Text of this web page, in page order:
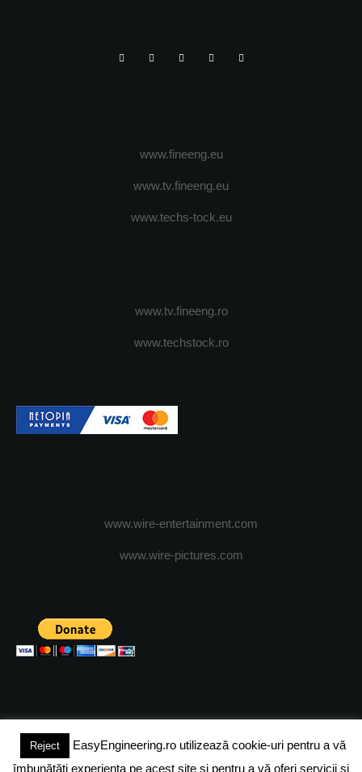
www.fineeng.eu
www.tv.fineeng.eu
www.techs-tock.eu
www.tv.fineeng.ro
www.techstock.ro
www.wire-entertainment.com
www.wire-pictures.com
(c) 2024 - FineEngineeringMagazine. All rights reserved.
Reject
EasyEngineering.ro utilizează cookie-uri pentru a vă
îmbunătăți experiența pe acest site și pentru a vă oferi servicii și